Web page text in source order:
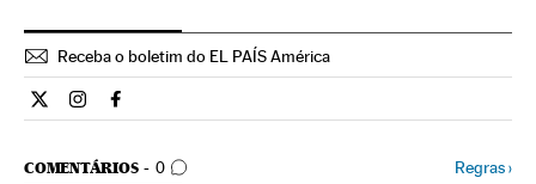
Receba o boletim do EL PAÍS América
Cultura El País Brasil en Twitter
Cultura El País Brasil en Instagram
Cultura El País Brasil en Facebook
COMENTÁRIOS 0
COMENTÁRIOS Regras›